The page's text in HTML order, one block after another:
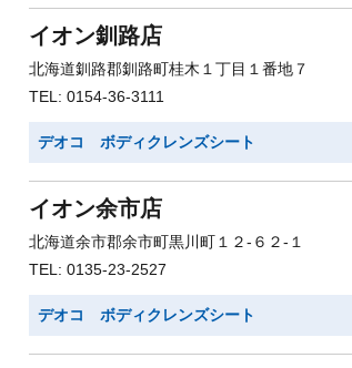
イオン釧路店
北海道釧路郡釧路町桂木１丁目１番地７
TEL: 0154-36-3111
デオコ ボディクレンズシート
イオン余市店
北海道余市郡余市町黒川町１２-６２-１
TEL: 0135-23-2527
デオコ ボディクレンズシート